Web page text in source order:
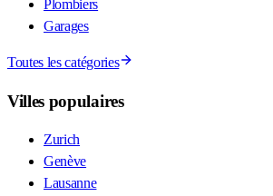
Plombiers
Garages
Toutes les catégories
Villes populaires
Zurich
Genève
Lausanne